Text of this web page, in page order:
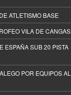
ATLETISMO BASE
VILA DE CANGAS.
ESPAÑA SUB 20 PISTA
POR EQUIPOS